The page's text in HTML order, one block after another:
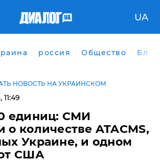
UA
россия Общество
НОВОСТЬ НА УКРАИНСКОМ
единиц: СМИ
количестве ATACMS,
Украине, и одном
США